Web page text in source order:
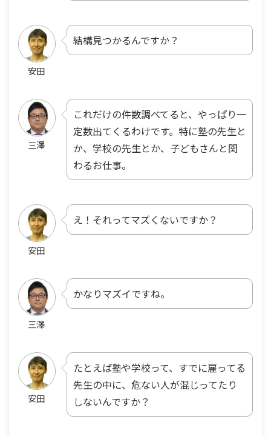
安田
結構見つかるんですか？
三澤
これだけの件数調べてると、やっぱり一
定数出てくるわけです。特に塾の先生と
か、学校の先生とか、子どもさんと関
わるお仕事。
安田
え！それってマズくないですか？
三澤
かなりマズイですね。
安田
たとえば塾や学校って、すでに雇ってる
先生の中に、危ない人が混じってたり
しないんですか？